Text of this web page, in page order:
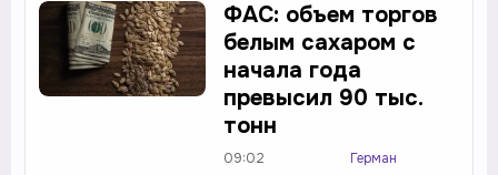
ФАС: объем торгов
белым сахаром с
начала года
превысил 90 тыс.
тонн
09:02
Герман